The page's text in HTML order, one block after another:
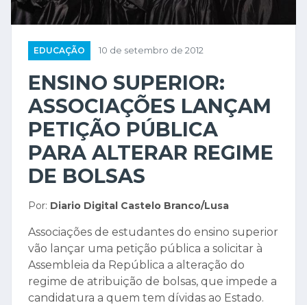
EDUCAÇÃO 10 de setembro de 2012
ENSINO SUPERIOR:
ASSOCIAÇÕES LANÇAM
PETIÇÃO PÚBLICA
PARA ALTERAR REGIME
DE BOLSAS
Por: Diario Digital Castelo Branco/Lusa
Associações de estudantes do ensino superior
vão lançar uma petição pública a solicitar à
Assembleia da República a alteração do
regime de atribuição de bolsas, que impede a
candidatura a quem tem dívidas ao Estado.